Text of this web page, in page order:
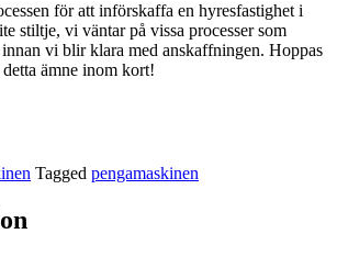
för att införskaffa en hyresfastighet i
stiltje, vi väntar på vissa processer som
vi blir klara med anskaffningen. Hoppas
ämne inom kort!
Tagged pengamaskinen